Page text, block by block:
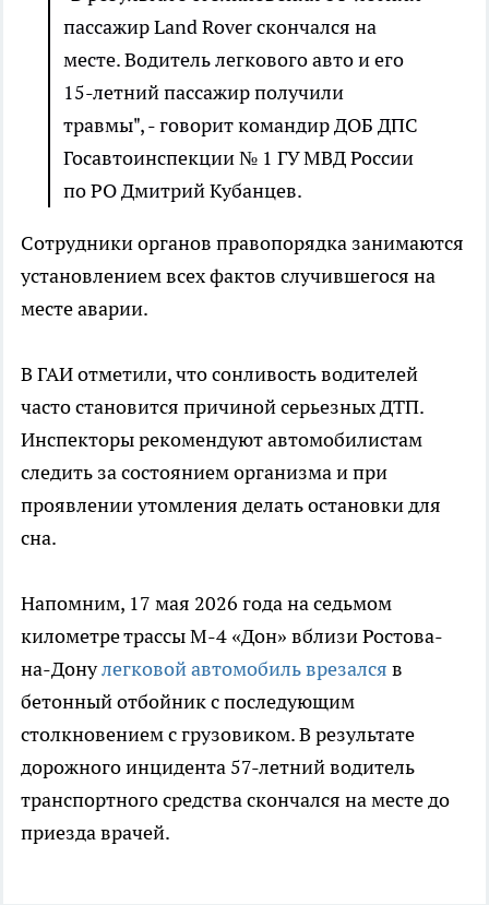
пассажир Land Rover скончался на
месте. Водитель легкового авто и его
15-летний пассажир получили
травмы", - говорит командир ДОБ ДПС
Госавтоинспекции № 1 ГУ МВД России
по РО Дмитрий Кубанцев.
Сотрудники органов правопорядка занимаются
установлением всех фактов случившегося на
месте аварии.
В ГАИ отметили, что сонливость водителей
часто становится причиной серьезных ДТП.
Инспекторы рекомендуют автомобилистам
следить за состоянием организма и при
проявлении утомления делать остановки для
сна.
Напомним, 17 мая 2026 года на седьмом
километре трассы М-4 «Дон» вблизи Ростова-
на-Донулегковой автомобиль врезался в
бетонный отбойник с последующим
столкновением с грузовиком. В результате
дорожного инцидента 57-летний водитель
транспортного средства скончался на месте до
приезда врачей.